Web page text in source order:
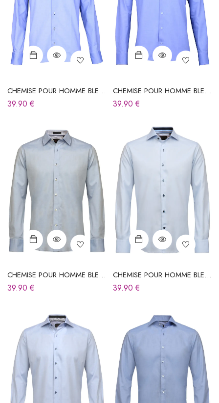
CHEMISE POUR HOMME BLEU
CIEL
39.90€
CHEMISE POUR HOMME BLEU
CIEL
39.90€
CHEMISE POUR HOMME BLEU
CIEL
39.90€
CHEMISE POUR HOMME BLEU
CIEL
39.90€